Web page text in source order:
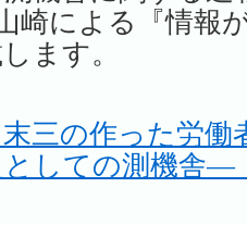
崎による『情報
ます。
三の作った労
しての測機舎―